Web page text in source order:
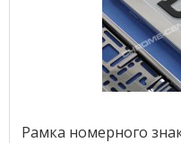
Рамка номерного